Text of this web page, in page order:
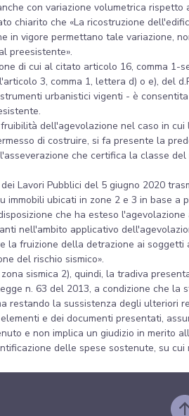
con variazione volumetrica rispetto
chiarito che «La ricostruzione
in vigore permettano tale variazione,
preesistente».
di cui al citato articolo 16, comma
3, comma 1, lettera d) o e), del
urbanistici vigenti - è
dell'agevolazione nel caso in
di costruire, si fa presente la
che certifica la classe
Lavori Pubblici del 5 giugno 2020
ubicati in zone 2 e 3 in base
che ha esteso
nell'ambito applicativo
la fruizione della detrazione ai
del rischio sismico».
sismica 2), quindi, la tradiva
n. 63 del 2013, a condizione che
restando la sussistenza degli ulteriori
e dei documenti presentati,
e non implica un giudizio in merito
delle spese sostenute, su